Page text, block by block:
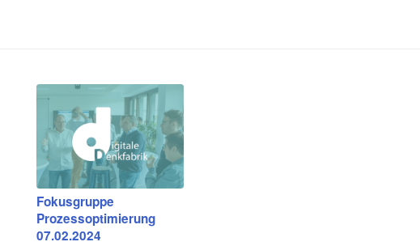
Fokusgruppe
Prozessoptimierung
07.02.2024